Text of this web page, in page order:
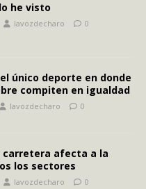
he visto
lavozdecharo 0
único deporte en donde
compiten en igualdad
lavozdecharo 0
carretera afecta a la
los sectores
lavozdecharo 0